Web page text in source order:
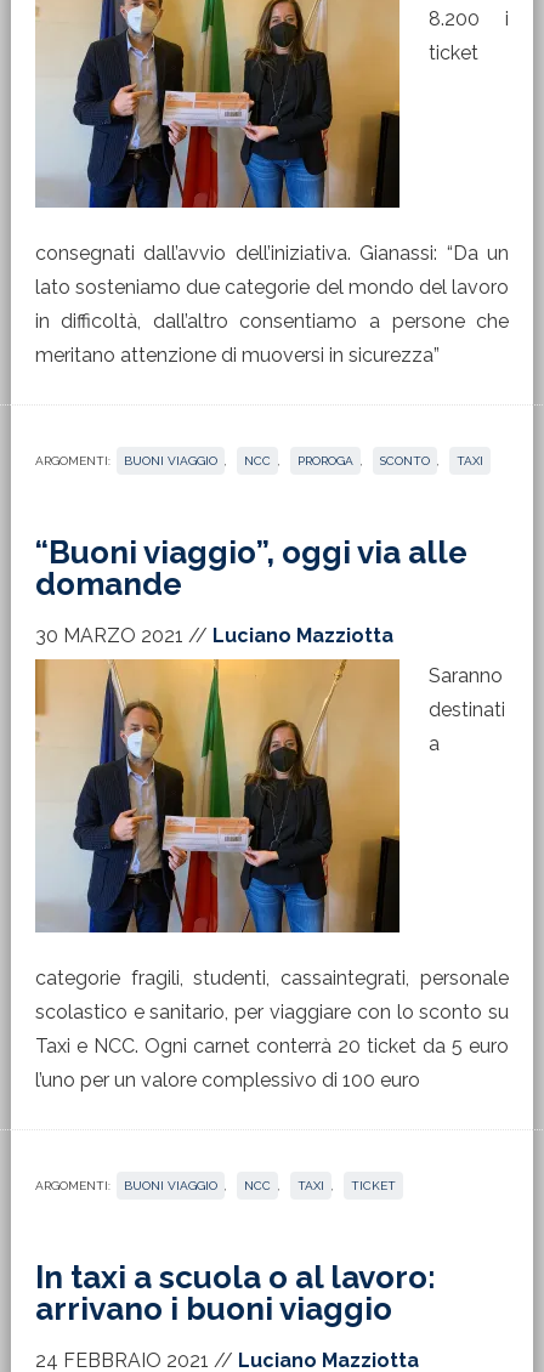
8.200 i
ticket
consegnati dall’avvio dell’iniziativa. Gianassi: “Da un
lato sosteniamo due categorie del mondo del lavoro
in difficoltà, dall’altro consentiamo a persone che
meritano attenzione di muoversi in sicurezza”
ARGOMENTI: BUONI VIAGGIO NCC PROROGA SCONTO TAXI
“Buoni viaggio”, oggi via alle
domande
30 MARZO 2021 // Luciano Mazziotta
Saranno
destinati
a
categorie fragili, studenti, cassaintegrati, personale
scolastico e sanitario, per viaggiare con lo sconto su
Taxi e NCC. Ogni carnet conterrà 20 ticket da 5 euro
l’uno per un valore complessivo di 100 euro
ARGOMENTI: BUONI VIAGGIO NCC TAXI TICKET
In taxi a scuola o al lavoro:
arrivano i buoni viaggio
24 FEBBRAIO 2021 // Luciano Mazziotta